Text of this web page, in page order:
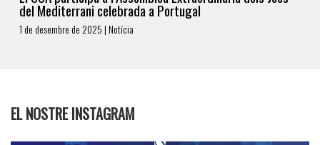
del Mediterrani celebrada a Portugal
1 de desembre de 2025 | Notícia
EL NOSTRE INSTAGRAM